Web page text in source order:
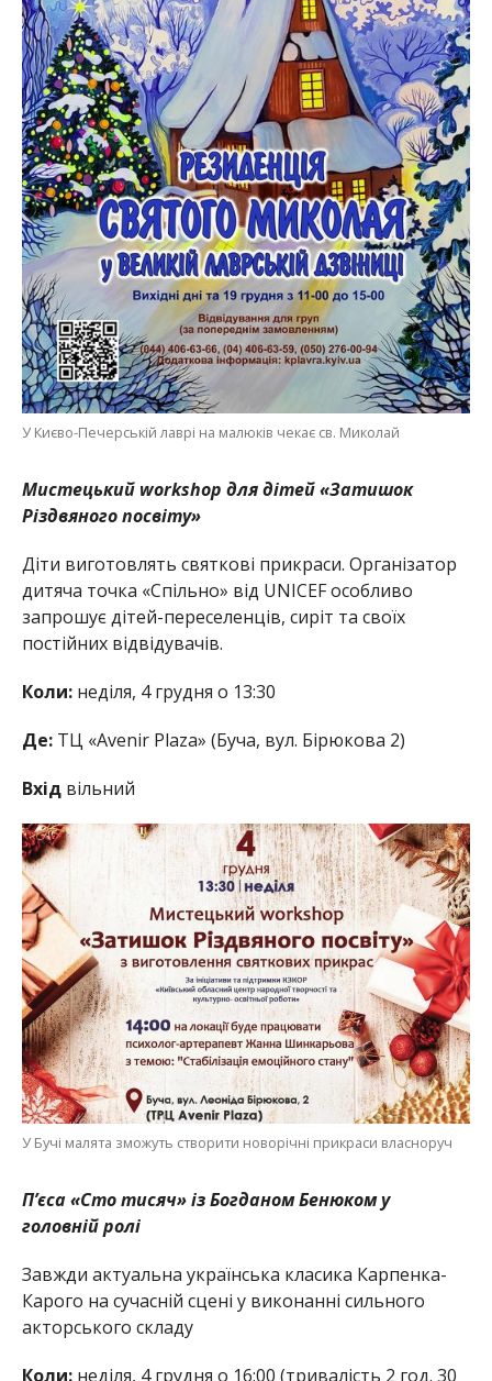
У Києво-Печерській лаврі на малюків чекає св. Миколай
Мистецький workshop для дітей «Затишок
Pіздвяного посвіту»
Діти виготовлять святкові прикраси. Організатор
дитяча точка «Спільно» від UNICEF особливо
запрошує дітей-переселенців, сиріт та своїх
постійних відвідувачів.
Коли:неділя, 4 грудня о 13:30
Де:ТЦ «Аvenir Plaza» (Буча, вул. Бірюкова 2)
Вхідвільний
У Бучі малята зможуть створити новорічні прикраси власноруч
П’єса «Сто тисяч» із Богданом Бенюком у
головній ролі
Завжди актуальна українська класика Карпенка-
Карого на сучасній сцені у виконанні сильного
акторського складу
Коли: неділя, 4 грудня о 16:00 (тривалість 2 год. 30